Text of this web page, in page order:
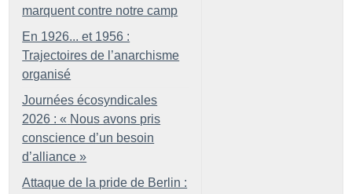
marquent contre notre camp
En 1926... et 1956 :
Trajectoires de l’anarchisme
organisé
Journées écosyndicales
2026 : « Nous avons pris
conscience d’un besoin
d’alliance »
Attaque de la pride de Berlin :